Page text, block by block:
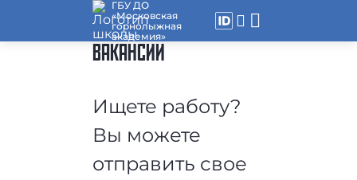
ГБУ ДО
«Московская
горнолыжная
академия»
ВАКАНСИИ
Ищете работу?
Вы можете
отправить свое